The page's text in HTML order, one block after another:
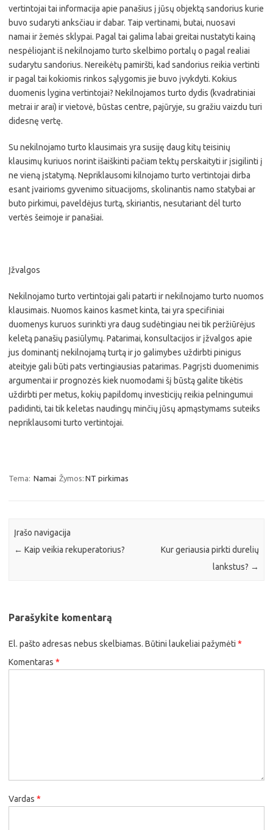
vertintojai tai informacija apie panašius į jūsų objektą sandorius kurie
buvo sudaryti anksčiau ir dabar. Taip vertinami, butai, nuosavi
namai ir žemės sklypai. Pagal tai galima labai greitai nustatyti kainą
nespėliojant iš nekilnojamo turto skelbimo portalų o pagal realiai
sudarytu sandorius. Nereikėtų pamiršti, kad sandorius reikia vertinti
ir pagal tai kokiomis rinkos sąlygomis jie buvo įvykdyti. Kokius
duomenis lygina vertintojai? Nekilnojamos turto dydis (kvadratiniai
metrai ir arai) ir vietovė, būstas centre, pajūryje, su gražiu vaizdu turi
didesnę vertę.
Su nekilnojamo turto klausimais yra susiję daug kitų teisinių
klausimų kuriuos norint išaiškinti pačiam tektų perskaityti ir įsigilinti į
ne vieną įstatymą. Nepriklausomi kilnojamo turto vertintojai dirba
esant įvairioms gyvenimo situacijoms, skolinantis namo statybai ar
buto pirkimui, paveldėjus turtą, skiriantis, nesutariant dėl turto
vertės šeimoje ir panašiai.
Įžvalgos
Nekilnojamo turto vertintojai gali patarti ir nekilnojamo turto nuomos
klausimais. Nuomos kainos kasmet kinta, tai yra specifiniai
duomenys kuruos surinkti yra daug sudėtingiau nei tik peržiūrėjus
keletą panašių pasiūlymų. Patarimai, konsultacijos ir įžvalgos apie
jus dominantį nekilnojamą turtą ir jo galimybes uždirbti pinigus
ateityje gali būti pats vertingiausias patarimas. Pagrįsti duomenimis
argumentai ir prognozės kiek nuomodami šį būstą galite tikėtis
uždirbti per metus, kokių papildomų investicijų reikia pelningumui
padidinti, tai tik keletas naudingų minčių jūsų apmąstymams suteiks
nepriklausomi turto vertintojai.
Tema: Namai Žymos: NT pirkimas
Įrašo navigacija
← Kaip veikia rekuperatorius?
Kur geriausia pirkti durelių
lankstus? →
Parašykite komentarą
El. pašto adresas nebus skelbiamas. Būtini laukeliai pažymėti *
Komentaras *
Vardas *